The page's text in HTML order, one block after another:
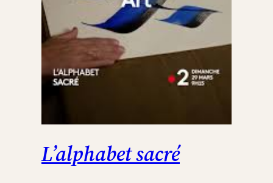
L’alphabet sacré